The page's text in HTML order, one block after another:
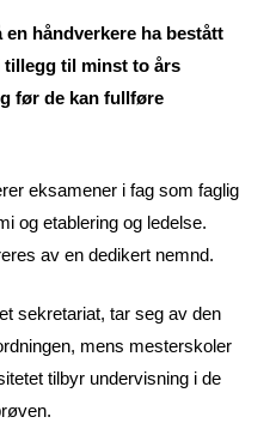
håndverkere ha bestått
tillegg til minst to års
før de kan fullføre
eksamener i fag som faglig
og etablering og ledelse.
av en dedikert nemnd.
sekretariat, tar seg av den
mens mesterskoler
tilbyr undervisning i de